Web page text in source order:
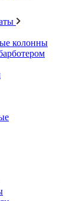
колонны